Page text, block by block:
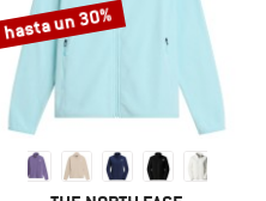
hasta un 30%